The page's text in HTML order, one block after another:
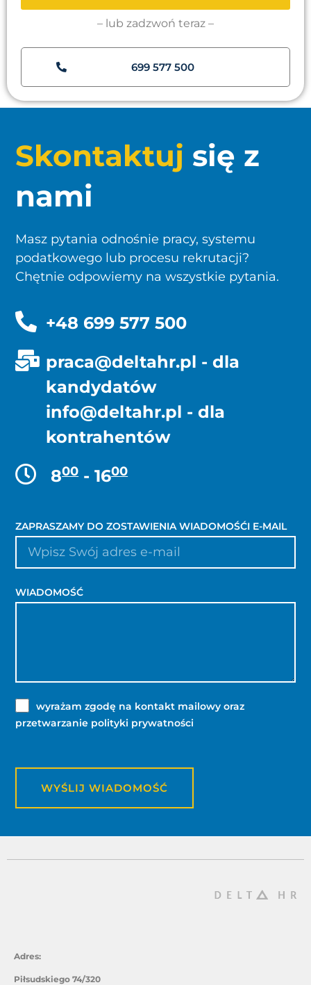
– lub zadzwoń teraz –
699 577 500
Skontaktuj się z
nami
Masz pytania odnośnie pracy, systemu
podatkowego lub procesu rekrutacji?
Chętnie odpowiemy na wszystkie pytania.
+48 699 577 500
praca@deltahr.pl - dla
kandydatów
info@deltahr.pl - dla
kontrahentów
800- 1600
ZAPRASZAMY DO ZOSTAWIENIA WIADOMOŚĆI E-MAIL
WIADOMOŚĆ
wyrażam zgodę na kontakt mailowy oraz
przetwarzanie polityki prywatności
WYŚLIJ WIADOMOŚĆ
Adres:
Piłsudskiego 74/320